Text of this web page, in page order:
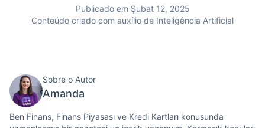
Publicado em Şubat 12, 2025
Conteúdo criado com auxílio de Inteligência Artificial
Sobre o Autor
Amanda
Ben Finans, Finans Piyasası ve Kredi Kartları konusunda